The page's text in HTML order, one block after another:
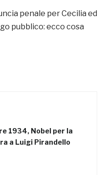
penale per Cecilia ed
pubblico: ecco cosa
1934, Nobel per la
a Luigi Pirandello